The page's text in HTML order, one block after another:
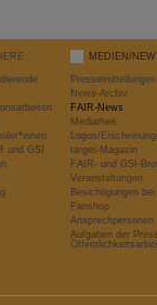
und GSI
MEDIEN/
Pressemitteilungen
News-Archiv
FAIR-News
Mediathek
Logos/
target-Magazin
FAIR- und GSI-
Veranstaltungen
Besichtigungen
Fanshop
Ansprechpersonen
Aufgaben der